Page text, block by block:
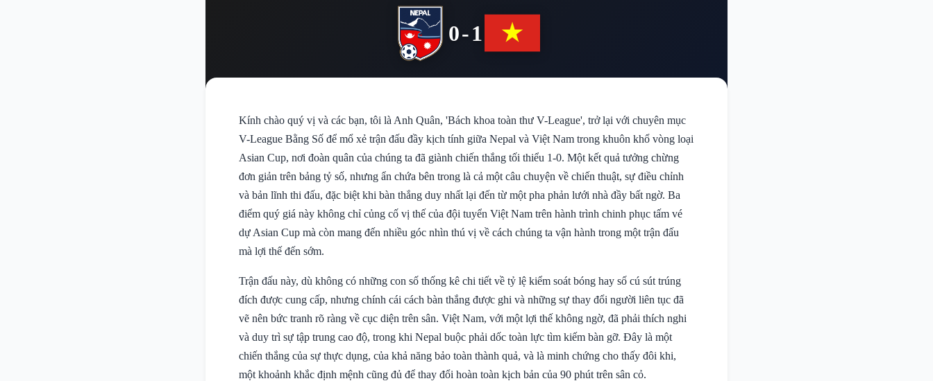
0-1
Kính chào quý vị và các bạn, tôi là Anh Quân, 'Bách khoa toàn thư V-League', trở lại với chuyên mục
V-League Bằng Số để mổ xẻ trận đấu đầy kịch tính giữa Nepal và Việt Nam trong khuôn khổ vòng loại
Asian Cup, nơi đoàn quân của chúng ta đã giành chiến thắng tối thiểu 1-0. Một kết quả tưởng chừng
đơn giản trên bảng tỷ số, nhưng ẩn chứa bên trong là cả một câu chuyện về chiến thuật, sự điều chỉnh
và bản lĩnh thi đấu, đặc biệt khi bàn thắng duy nhất lại đến từ một pha phản lưới nhà đầy bất ngờ. Ba
điểm quý giá này không chỉ củng cố vị thế của đội tuyển Việt Nam trên hành trình chinh phục tấm vé
dự Asian Cup mà còn mang đến nhiều góc nhìn thú vị về cách chúng ta vận hành trong một trận đấu
mà lợi thế đến sớm.
Trận đấu này, dù không có những con số thống kê chi tiết về tỷ lệ kiểm soát bóng hay số cú sút trúng
đích được cung cấp, nhưng chính cái cách bàn thắng được ghi và những sự thay đổi người liên tục đã
vẽ nên bức tranh rõ ràng về cục diện trên sân. Việt Nam, với một lợi thế không ngờ, đã phải thích nghi
và duy trì sự tập trung cao độ, trong khi Nepal buộc phải dốc toàn lực tìm kiếm bàn gỡ. Đây là một
chiến thắng của sự thực dụng, của khả năng bảo toàn thành quả, và là minh chứng cho thấy đôi khi,
một khoảnh khắc định mệnh cũng đủ để thay đổi hoàn toàn kịch bản của 90 phút trên sân cỏ.